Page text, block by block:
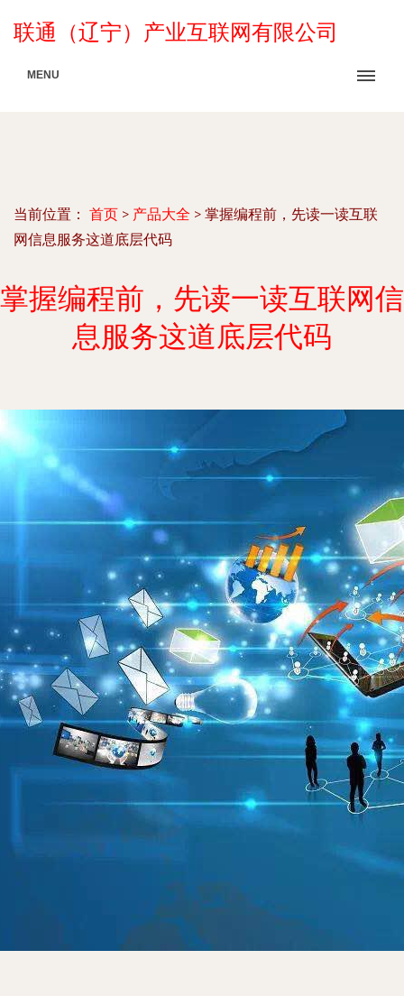
联通（辽宁）产业互联网有限公司
MENU
当前位置： 首页 > 产品大全 > 掌握编程前，先读一读互联
网信息服务这道底层代码
掌握编程前，先读一读互联网信
息服务这道底层代码